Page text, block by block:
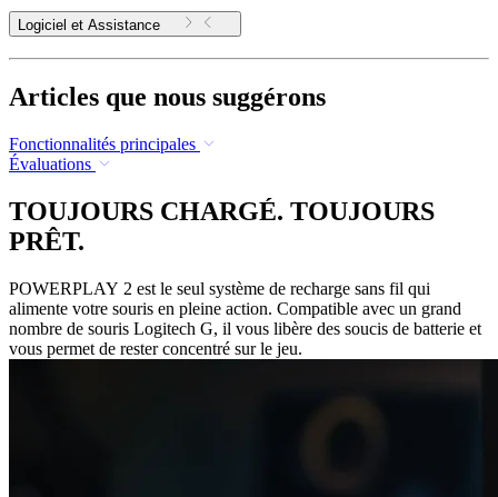
Logiciel et Assistance
Articles que nous suggérons
Fonctionnalités principales
Évaluations
TOUJOURS CHARGÉ. TOUJOURS
PRÊT.
POWERPLAY 2 est le seul système de recharge sans fil qui
alimente votre souris en pleine action. Compatible avec un grand
nombre de souris Logitech G, il vous libère des soucis de batterie et
vous permet de rester concentré sur le jeu.